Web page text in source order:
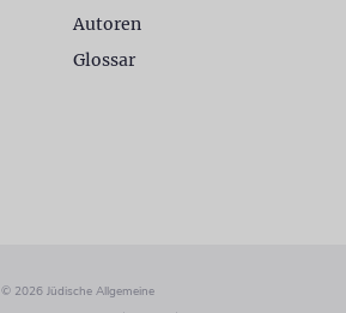
Autoren
Glossar
© 2026 Jüdische Allgemeine